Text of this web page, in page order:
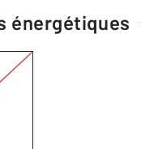
énergétiques